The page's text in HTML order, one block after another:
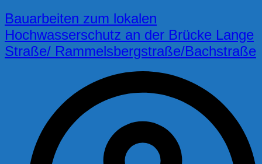
Bauarbeiten zum lokalen
Hochwasserschutz an der Brücke Lange
Straße/ Rammelsbergstraße/Bachstraße